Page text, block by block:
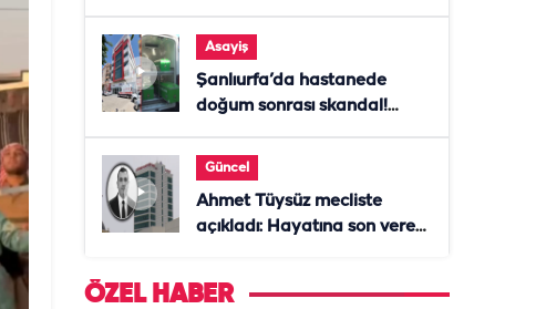
Asayiş
Şanlıurfa’da hastanede
doğum sonrası skandal!
Güncel
Ahmet Tüysüz mecliste
açıkladı: Hayatına son veren
ÖZEL HABER